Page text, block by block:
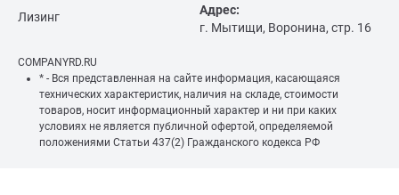
Лизинг
Адрес:
г. Мытищи, Воронина, стр. 16
COMPANYRD.RU
* - Вся представленная на сайте информация, касающаяся
технических характеристик, наличия на складе, стоимости
товаров, носит информационный характер и ни при каких
условиях не является публичной офертой, определяемой
положениями Статьи 437(2) Гражданского кодекса РФ